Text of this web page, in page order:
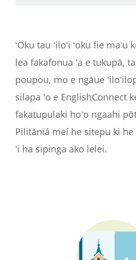
ʻOku tau ʻiloʻi ʻoku fie maʻu
lea fakafonua ʻa e tukupā,
poupou, mo e ngāue
silapa ʻo e EnglishConnect
fakatupulaki hoʻo ngaahi
Pilitāniá meí he sitepu ki he
'i ha sipinga ako lelei.